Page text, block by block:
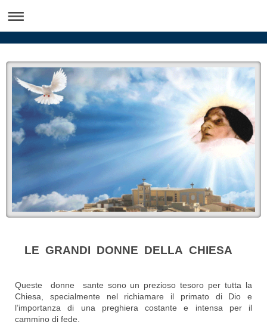
LE GRANDI DONNE DELLA CHIESA
Queste donne sante sono un prezioso tesoro per tutta la
Chiesa, specialmente nel richiamare il primato di Dio e
l’importanza di una preghiera costante e intensa per il
cammino di fede.